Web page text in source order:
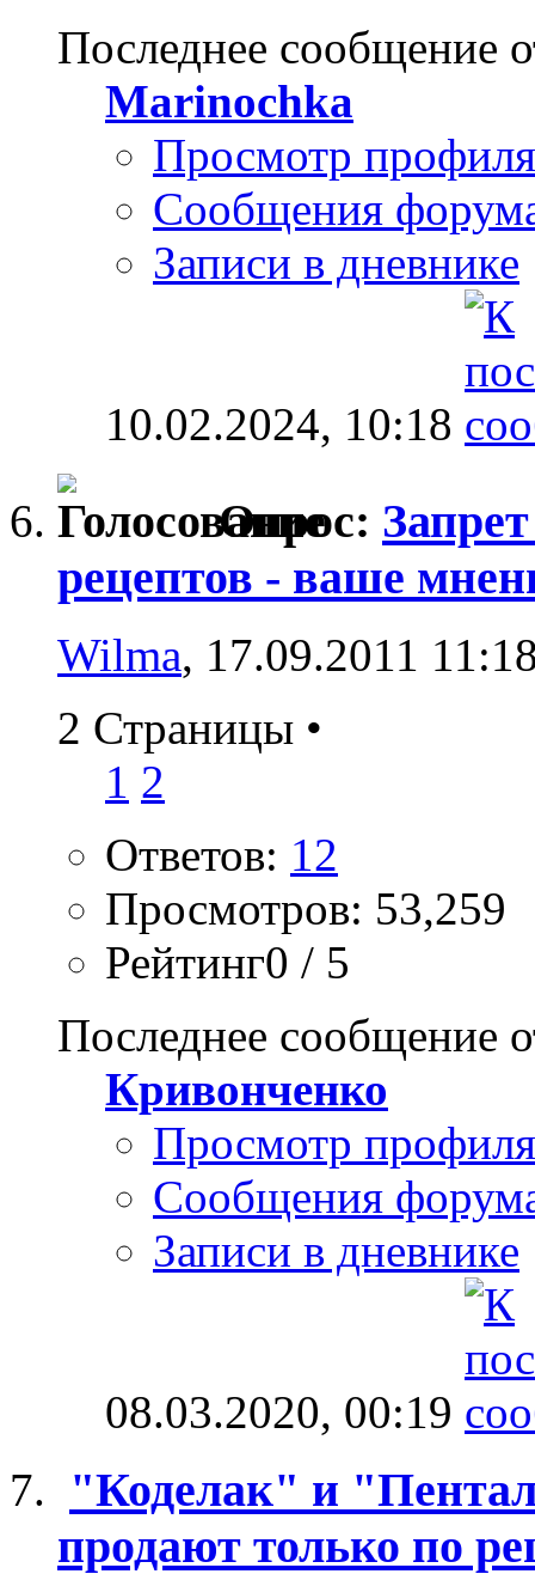
Последнее сообщение
Marinochka
Просмотр профиля
Сообщения
Записи в дневнике
10.02.2024, 10:18
Опрос:
рецептов - ваше
Wilma, 17.09.2011
2 Страницы •
1 2
Ответов: 12
Просмотров: 53,259
Рейтинг0 / 5
Последнее сообщение
Кривонченко
Просмотр профиля
Сообщения
Записи в дневнике
08.03.2020, 00:19
"Коделак" и
продают только по